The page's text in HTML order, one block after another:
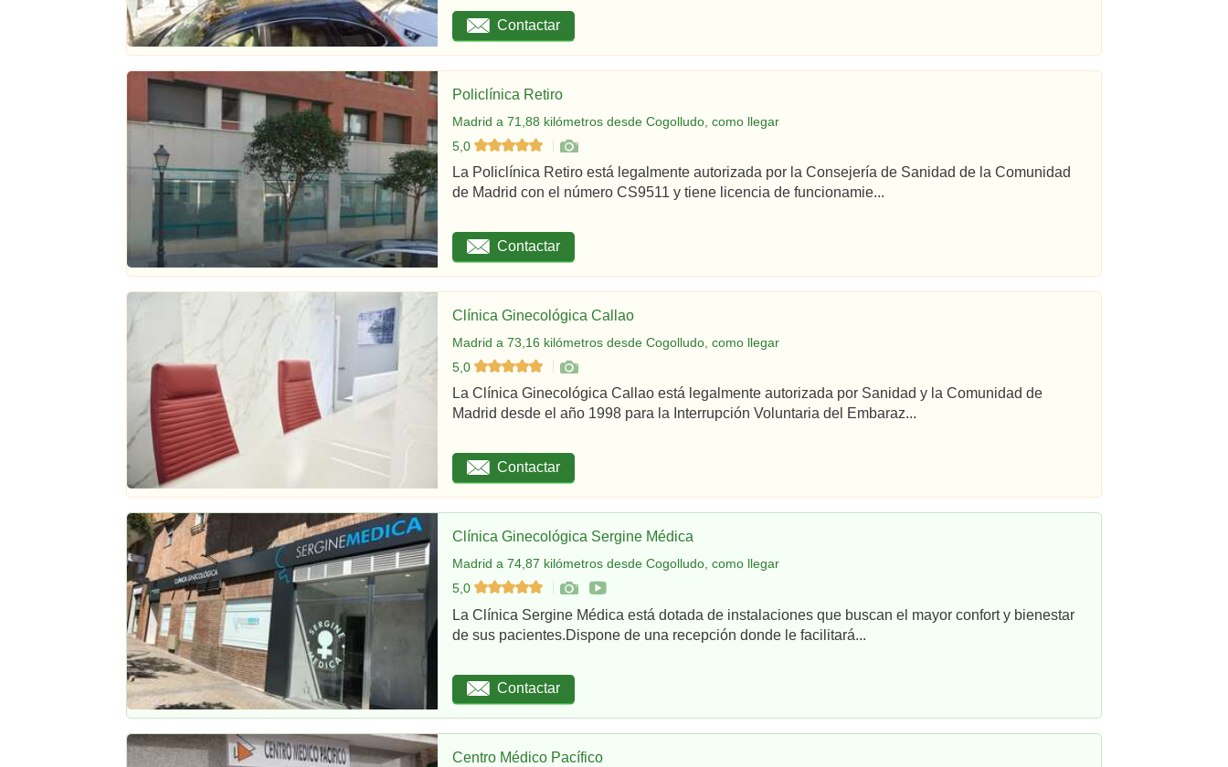
Contactar
Policlínica Retiro
Madrid a 71,88 kilómetros desde Cogolludo, como llegar
5,0
La Policlínica Retiro está legalmente autorizada por la Consejería de Sanidad de la Comunidad
de Madrid con el número CS9511 y tiene licencia de funcionamie...
Contactar
Clínica Ginecológica Callao
Madrid a 73,16 kilómetros desde Cogolludo, como llegar
5,0
La Clínica Ginecológica Callao está legalmente autorizada por Sanidad y la Comunidad de
Madrid desde el año 1998 para la Interrupción Voluntaria del Embaraz...
Contactar
Clínica Ginecológica Sergine Médica
Madrid a 74,87 kilómetros desde Cogolludo, como llegar
5,0
La Clínica Sergine Médica está dotada de instalaciones que buscan el mayor confort y bienestar
de sus pacientes.Dispone de una recepción donde le facilitará...
Contactar
Centro Médico Pacífico